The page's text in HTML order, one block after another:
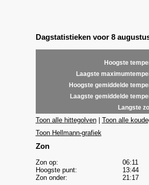
Dagstatistieken voor 8
Hoogste
Laagste
Hoogste gemiddelde
Laagste gemiddelde
Langste
Toon alle hittegolven| Toon alle
Toon Hellmann-grafiek
Zon
Zon op:
06:11
Hoogste punt:
13:44
Zon onder:
21:17